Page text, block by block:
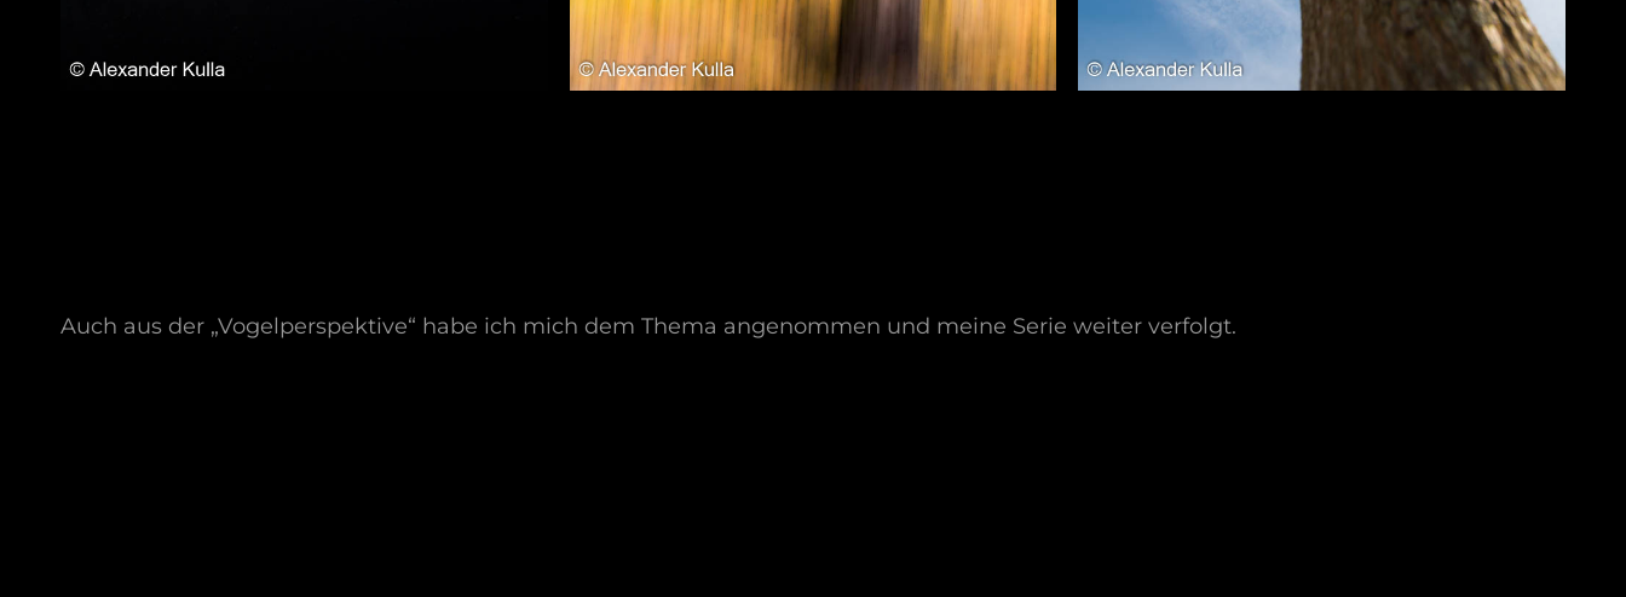
Auch aus der „Vogelperspektive“ habe ich mich dem Thema angenommen und meine Serie weiter verfolgt.